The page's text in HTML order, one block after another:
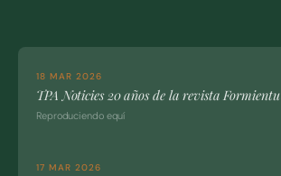
18 MAR 2026
TPA Noticies 20 años de la revista Formientu
Reproduciendo equí
17 MAR 2026